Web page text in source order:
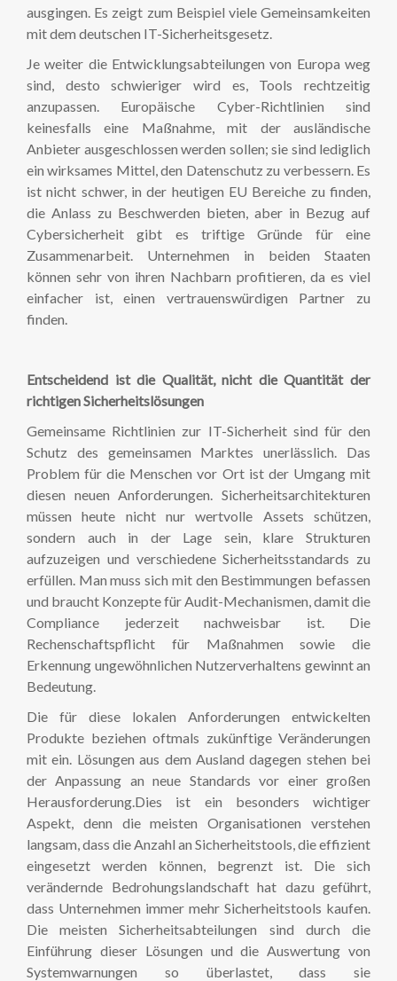
ausgingen. Es zeigt zum Beispiel viele Gemeinsamkeiten
mit dem deutschen IT-Sicherheitsgesetz.
Je weiter die Entwicklungsabteilungen von Europa weg
sind, desto schwieriger wird es, Tools rechtzeitig
anzupassen. Europäische Cyber-Richtlinien sind
keinesfalls eine Maßnahme, mit der ausländische
Anbieter ausgeschlossen werden sollen; sie sind lediglich
ein wirksames Mittel, den Datenschutz zu verbessern. Es
ist nicht schwer, in der heutigen EU Bereiche zu finden,
die Anlass zu Beschwerden bieten, aber in Bezug auf
Cybersicherheit gibt es triftige Gründe für eine
Zusammenarbeit. Unternehmen in beiden Staaten
können sehr von ihren Nachbarn profitieren, da es viel
einfacher ist, einen vertrauenswürdigen Partner zu
finden.
Entscheidend ist die Qualität, nicht die Quantität der
richtigen Sicherheitslösungen
Gemeinsame Richtlinien zur IT-Sicherheit sind für den
Schutz des gemeinsamen Marktes unerlässlich. Das
Problem für die Menschen vor Ort ist der Umgang mit
diesen neuen Anforderungen. Sicherheitsarchitekturen
müssen heute nicht nur wertvolle Assets schützen,
sondern auch in der Lage sein, klare Strukturen
aufzuzeigen und verschiedene Sicherheitsstandards zu
erfüllen. Man muss sich mit den Bestimmungen befassen
und braucht Konzepte für Audit-Mechanismen, damit die
Compliance jederzeit nachweisbar ist. Die
Rechenschaftspflicht für Maßnahmen sowie die
Erkennung ungewöhnlichen Nutzerverhaltens gewinnt an
Bedeutung.
Die für diese lokalen Anforderungen entwickelten
Produkte beziehen oftmals zukünftige Veränderungen
mit ein. Lösungen aus dem Ausland dagegen stehen bei
der Anpassung an neue Standards vor einer großen
Herausforderung.Dies ist ein besonders wichtiger
Aspekt, denn die meisten Organisationen verstehen
langsam, dass die Anzahl an Sicherheitstools, die effizient
eingesetzt werden können, begrenzt ist. Die sich
verändernde Bedrohungslandschaft hat dazu geführt,
dass Unternehmen immer mehr Sicherheitstools kaufen.
Die meisten Sicherheitsabteilungen sind durch die
Einführung dieser Lösungen und die Auswertung von
Systemwarnungen so überlastet, dass sie